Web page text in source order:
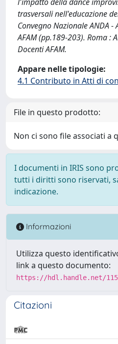
trasversali nell'educazione
Convegno Nazionale ANDA -
AFAM (pp.189-203). Roma :
Docenti AFAM.
Appare nelle tipologie:
4.1 Contributo in Atti di
File in questo prodotto:
Non ci sono file associati a
I documenti in IRIS sono
tutti i diritti sono riservati,
indicazione.
Informazioni
Utilizza questo
link a questo documento:
https://hdl.handle.net/
Citazioni